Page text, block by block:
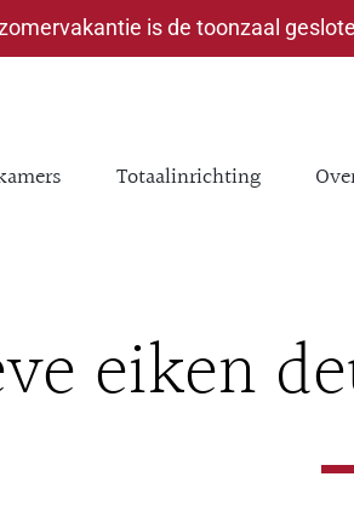
is de toonzaal
Totaalinrichting
eiken